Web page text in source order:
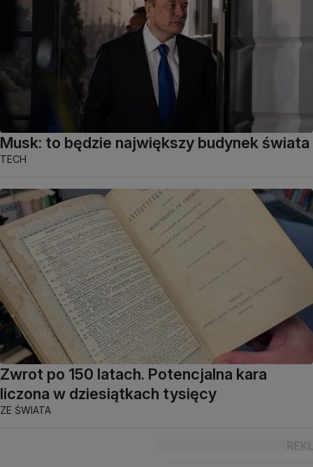
Musk: to będzie największy budynek świata
TECH
Zwrot po 150 latach. Potencjalna kara
liczona w dziesiątkach tysięcy
ZE ŚWIATA